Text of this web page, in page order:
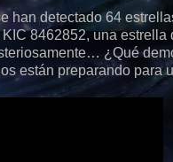
han detectado 64
8462852, una estrella
¿Qué
están preparando para